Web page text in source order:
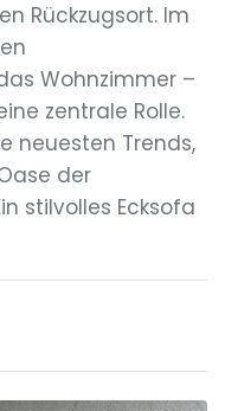
Rückzugsort. Im
Wohnzimmer –
zentrale Rolle.
neuesten Trends,
der
stilvolles Ecksofa